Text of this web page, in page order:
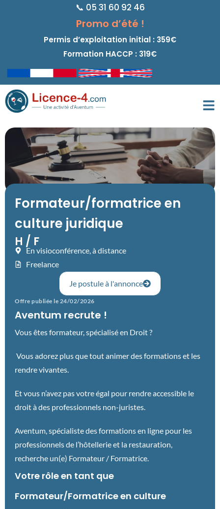
📞 05 31 60 92 46
Promo d’été !
Permis d’exploitation initial : 359€
Formation HACCP : 319€
Formateur/formatrice en
culture juridique
H / F
En visioconférence, à distance
Freelance
Je postule à l'annonce
Offre publiée le 24/02/2026
Aventum recrute !
Vous êtes formateur, spécialisé en Droit ?
Vous adorez plus que tout animer des formations et les
rendre vivantes.
Et vous n’avez pas votre égal pour rendre accessible le
droit à des professionnels non-juristes.
Aventum, spécialiste des formations en ligne pour les
professionnels de l’hôtellerie et la restauration,
recherche un(e) Formateur / Formatrice.
Votre rôle en tant que
Formateur/Formatrice en culture